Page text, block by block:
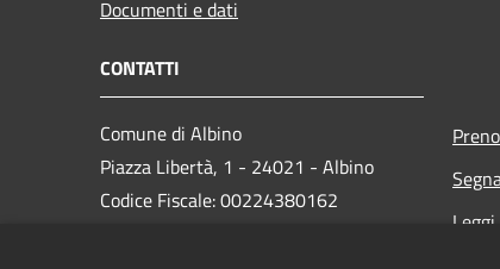
Documenti e dati
CONTATTI
Comune di Albino
Piazza Libertà, 1 - 24021 - Albino
Codice Fiscale: 00224380162